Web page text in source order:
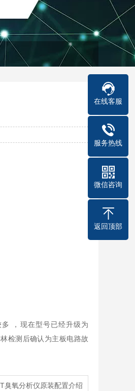
，现在型号已经升级为
检测后确认为主板电路故
臭氧分析仪原装配置介绍
在线客服
服务热线
微信咨询
返回顶部